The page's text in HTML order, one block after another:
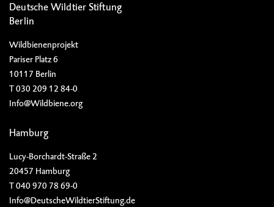
Deutsche Wildtier Stiftung
Berlin
Wildbienenprojekt
Pariser Platz 6
10117 Berlin
T 030 209 12 84-0
Info@Wildbiene.org
Hamburg
Lucy-Borchardt-Straße 2
20457 Hamburg
T 040 970 78 69-0
Info@DeutscheWildtierStiftung.de